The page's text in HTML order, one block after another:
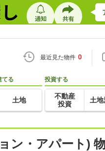
最近見た物件 0
てる
土地
投資する
不動産
投資
土地
ン・アパート)